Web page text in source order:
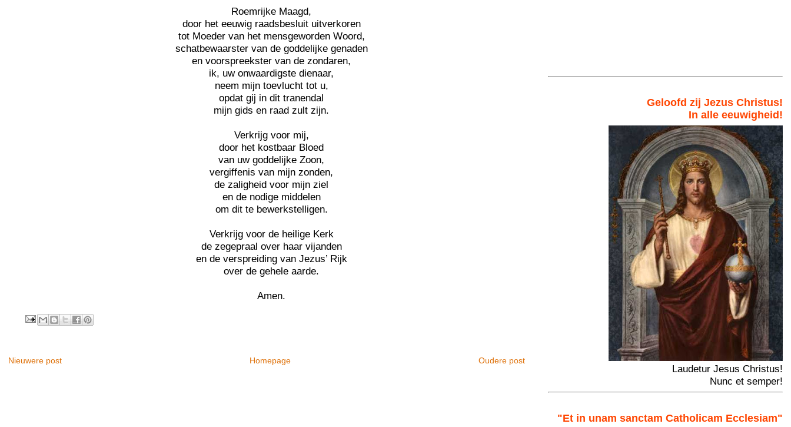
Roemrijke Maagd,
door het eeuwig raadsbesluit uitverkoren
tot Moeder van het mensgeworden Woord,
schatbewaarster van de goddelijke genaden
en voorspreekster van de zondaren,
ik, uw onwaardigste dienaar,
neem mijn toevlucht tot u,
opdat gij in dit tranendal
mijn gids en raad zult zijn.
Verkrijg voor mij,
door het kostbaar Bloed
van uw goddelijke Zoon,
vergiffenis van mijn zonden,
de zaligheid voor mijn ziel
en de nodige middelen
om dit te bewerkstelligen.
Verkrijg voor de heilige Kerk
de zegepraal over haar vijanden
en de verspreiding van Jezus’ Rijk
over de gehele aarde.
Amen.
Nieuwere post Oudere post
Homepage
Geloofd zij Jezus Christus!
In alle eeuwigheid!
Laudetur Jesus Christus!
Nunc et semper!
"Et in unam sanctam Catholicam Ecclesiam"